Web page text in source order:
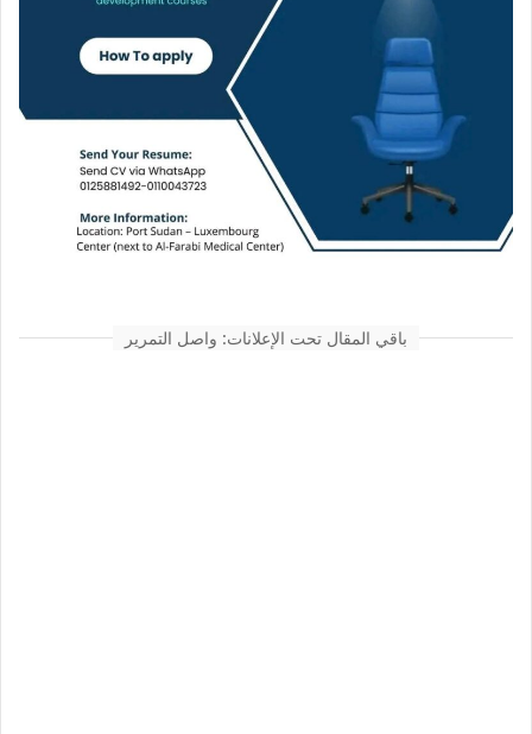
باقي المقال تحت الإعلانات: واصل التمرير